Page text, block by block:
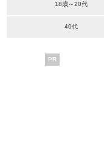
18歳～20代
40代
PR